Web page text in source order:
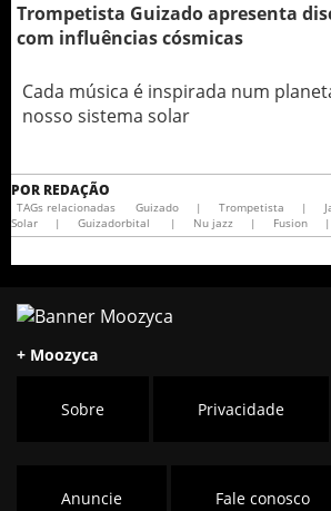
Trompetista Guizado apresenta
com influências cósmicas
Cada música é inspirada num
nosso sistema solar
POR REDAÇÃO
TAGs relacionadas Guizado | Trompetista |
Solar
| Guizadorbital | Nu jazz | Fusion |
+ Moozyca
Sobre Privacidade
Anuncie Fale conosco